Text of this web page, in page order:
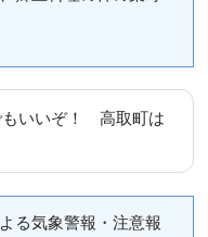
もいいぞ！ 高取町は
る気象警報・注意報